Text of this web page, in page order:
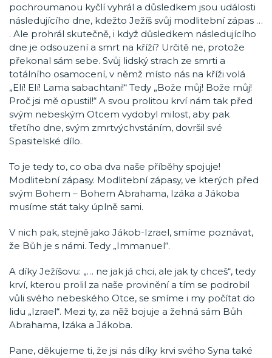
pochroumanou kyčlí vyhrál a důsledkem jsou události
následujícího dne, kdežto Ježíš svůj modlitební zápas …
. Ale prohrál skutečně, i když důsledkem následujícího
dne je odsouzení a smrt na kříži? Určitě ne, protože
překonal sám sebe. Svůj lidský strach ze smrti a
totálního osamocení, v němž místo nás na kříži volá
„Elí! Elí! Lama sabachtani!“ Tedy „Bože můj! Bože můj!
Proč jsi mě opustil!“ A svou prolitou krví nám tak před
svým nebeským Otcem vydobyl milost, aby pak
třetího dne, svým zmrtvýchvstáním, dovršil své
Spasitelské dílo.
To je tedy to, co oba dva naše příběhy spojuje!
Modlitební zápasy. Modlitební zápasy, ve kterých před
svým Bohem – Bohem Abrahama, Izáka a Jákoba
musíme stát taky úplně sami.
V nich pak, stejně jako Jákob-Izrael, smíme poznávat,
že Bůh je s námi. Tedy „Immanuel“.
A díky Ježíšovu: „… ne jak já chci, ale jak ty chceš“, tedy
krví, kterou prolil za naše provinění a tím se podrobil
vůli svého nebeského Otce, se smíme i my počítat do
lidu „Izrael“. Mezi ty, za něž bojuje a žehná sám Bůh
Abrahama, Izáka a Jákoba.
Pane, děkujeme ti, že jsi nás díky krvi svého Syna také